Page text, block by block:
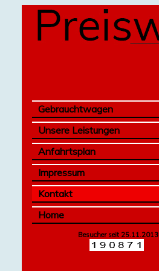
Gebrauchtwagen
Unsere Leistungen
Anfahrtsplan
Impressum
Kontakt
Home
Besucher seit 25.11.2013